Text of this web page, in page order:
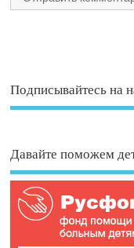
Подписывайтесь на
Давайте поможем